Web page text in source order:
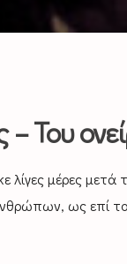
– Του
λίγες μέρες
ως επί το